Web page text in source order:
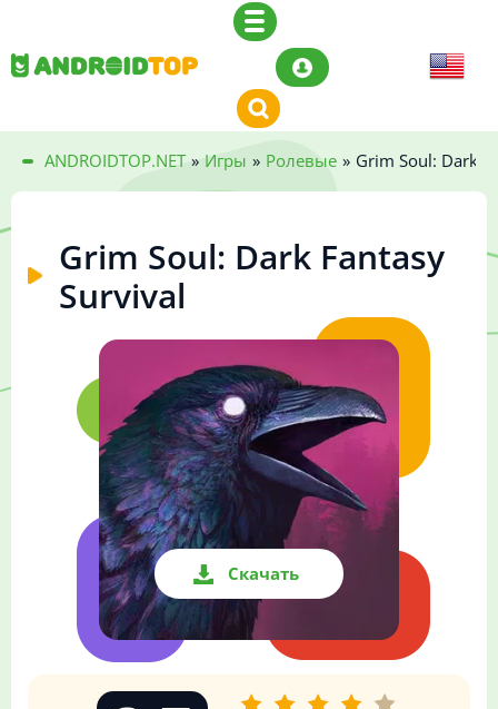
ANDROIDTOP.NET » Игры » Ролевые » Grim Soul: Dark
Grim Soul: Dark Fantasy
Survival
Скачать